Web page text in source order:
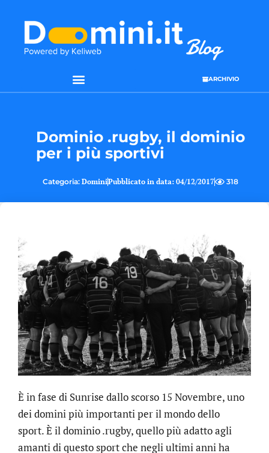
ARCHIVIO
Dominio .rugby, il dominio
per i più sportivi
Categoria: DominiPubblicato in data: 04/12/2017 318
È in fase di Sunrise dallo scorso 15 Novembre, uno
dei domini più importanti per il mondo dello
sport. È il dominio .rugby, quello più adatto agli
amanti di questo sport che negli ultimi anni ha